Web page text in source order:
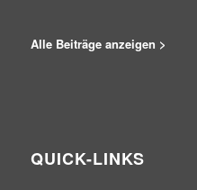
Alle Beiträge anzeigen >
QUICK-LINKS